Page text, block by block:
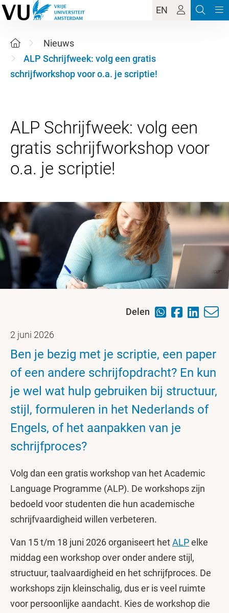
EN
Nieuws
ALP Schrijfweek: volg een gratis
schrijfworkshop voor o.a. je scriptie!
ALP Schrijfweek: volg een
gratis schrijfworkshop voor
Delen
2 juni 2026
Ben je bezig met je scriptie, een paper
of een andere schrijfopdracht? En kun
je wel wat hulp gebruiken bij structuur,
stijl, formuleren in het Nederlands of
Engels, of het aanpakken van je
schrijfproces?
Volg dan een gratis workshop van het Academic
Language Programme (ALP). De workshops zijn
bedoeld voor studenten die hun academische
schrijfvaardigheid willen verbeteren.
Van 15 t/m 18 juni 2026 organiseert hetALPelke
middag een workshop over onder andere stijl,
structuur, taalvaardigheid en het schrijfproces. De
workshops zijn kleinschalig, dus er is veel ruimte
voor persoonlijke aandacht. Kies de workshop die